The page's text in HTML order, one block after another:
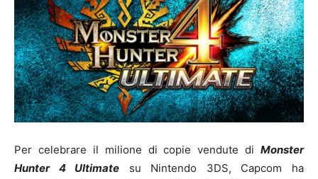
Per celebrare il milione di copie vendute di Monster
Hunter 4 Ultimate
su Nintendo 3DS, Capcom ha